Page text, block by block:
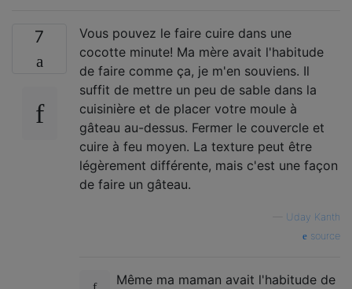
7
Vous pouvez le faire cuire dans une
cocotte minute! Ma mère avait l'habitude
de faire comme ça, je m'en souviens. Il
suffit de mettre un peu de sable dans la
cuisinière et de placer votre moule à
gâteau au-dessus. Fermer le couvercle et
cuire à feu moyen. La texture peut être
légèrement différente, mais c'est une façon
de faire un gâteau.
Uday Kanth
source
Même ma maman avait l'habitude de